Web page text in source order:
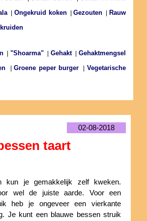
|Ongekruid koken|Gezouten
Rauw
"Shoarma" Gehakt|Gehaktmengsel
|Groene peper burger |Vegetarische
02-08-2018
taart
kun je gemakkelijk zelf kweken.
wel de juiste aarde. Voor een
heb je ongeveer een vierkante
Je kunt een blauwe bessen struik